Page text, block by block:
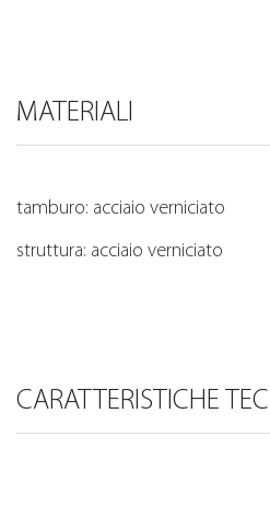
MATERIALI
tamburo: acciaio verniciato
struttura: acciaio verniciato
CARATTERISTICHE